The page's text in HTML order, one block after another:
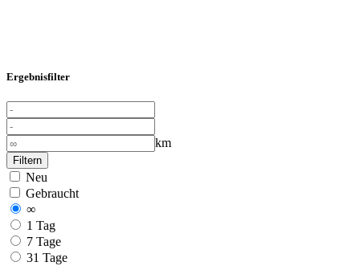
Ergebnisfilter
km
Filtern
Neu
Gebraucht
∞
1 Tag
7 Tage
31 Tage